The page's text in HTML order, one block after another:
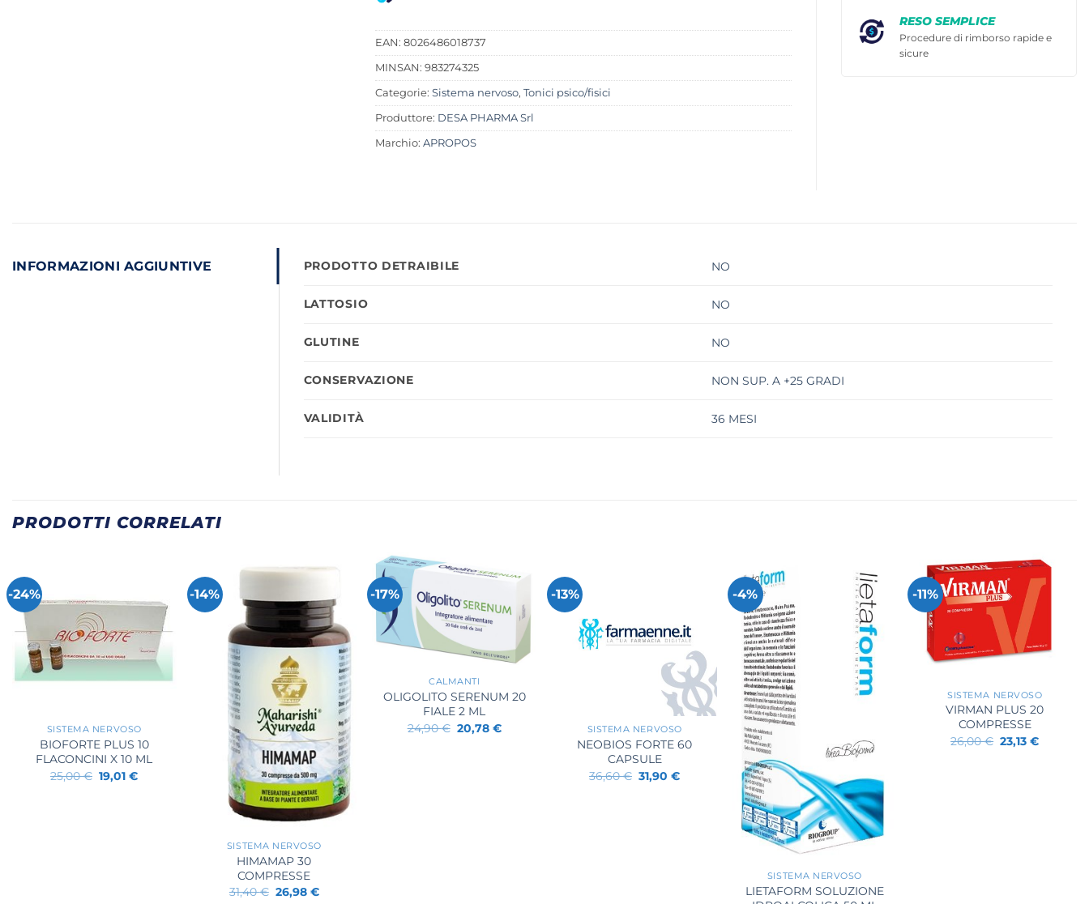
EAN: 8026486018737
MINSAN: 983274325
Categorie: Sistema nervoso, Tonici psico/fisici
Produttore: DESA PHARMA Srl
Marchio: APROPOS
RESO SEMPLICE
Procedure di rimborso rapide e
sicure
INFORMAZIONI AGGIUNTIVE PRODOTTO DETRAIBILE NO
LATTOSIO NO
GLUTINE NO
CONSERVAZIONE NON SUP. A +25 GRADI
VALIDITÀ 36 MESI
PRODOTTI CORRELATI
-24%
SISTEMA NERVOSO
BIOFORTE PLUS 10
FLACONCINI X 10 ML
25,00€ Il
prezzo
19,01€Il
-14%
SISTEMA NERVOSO
HIMAMAP 30
COMPRESSE
31,40€ Il
26,98€Il
-17%
CALMANTI
OLIGOLITO SERENUM 20
FIALE 2 ML
24,90€ Il
prezzo
20,78 €Il
-13%
SISTEMA NERVOSO
NEOBIOS FORTE 60
CAPSULE
36,60€ Il
prezzo
31,90€Il
-4%
SISTEMA NERVOSO
LIETAFORM SOLUZIONE
-11%
+
SISTEMA NERVOSO
VIRMAN PLUS 20
COMPRESSE
26,00€ Il
prezzo
23,13€Il